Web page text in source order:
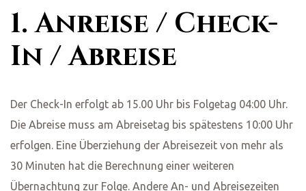
1. Anreise / Check-
In / Abreise
Der Check-In erfolgt ab 15.00 Uhr bis Folgetag 04:00 Uhr.
Die Abreise muss am Abreisetag bis spätestens 10:00 Uhr
erfolgen. Eine Überziehung der Abreisezeit von mehr als
30 Minuten hat die Berechnung einer weiteren
Übernachtung zur Folge. Andere An- und Abreisezeiten